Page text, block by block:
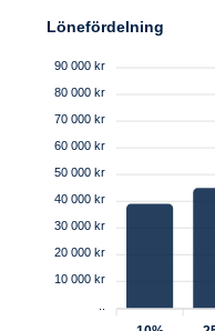
Lönefördelning
90 000 kr
80 000 kr
70 000 kr
60 000 kr
50 000 kr
40 000 kr
30 000 kr
20 000 kr
10 000 kr